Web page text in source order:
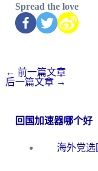
Spread the love
← 前一篇文章
后一篇文章 →
回国加速器哪个好